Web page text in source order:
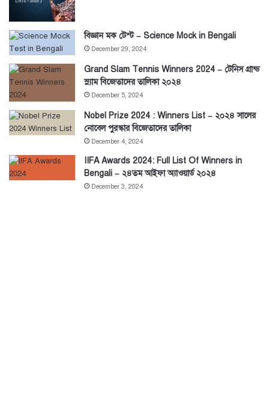
বিজ্ঞান মক টেস্ট – Science Mock in Bengali
December 29, 2024
Grand Slam Tennis Winners 2024 – টেনিস গ্রান্ড
স্ল্যাম বিজেতাদের তালিকা ২০২৪
December 5, 2024
Nobel Prize 2024 : Winners List – ২০২৪ সালের
নোবেল পুরস্কার বিজেতাদের তালিকা
December 4, 2024
IIFA Awards 2024: Full List Of Winners in
Bengali – ২৪তম আইফা অ্যাওয়ার্ড ২০২৪
December 3, 2024